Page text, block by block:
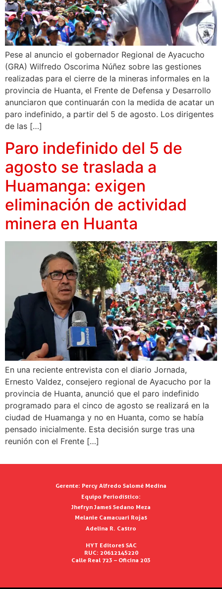
Pese al anuncio el gobernador Regional de Ayacucho
(GRA) Wilfredo Oscorima Núñez sobre las gestiones
realizadas para el cierre de la mineras informales en la
provincia de Huanta, el Frente de Defensa y Desarrollo
anunciaron que continuarán con la medida de acatar un
paro indefinido, a partir del 5 de agosto. Los dirigentes
de las […]
Paro indefinido del 5 de
agosto se traslada a
Huamanga: exigen
eliminación de actividad
minera en Huanta
En una reciente entrevista con el diario Jornada,
Ernesto Valdez, consejero regional de Ayacucho por la
provincia de Huanta, anunció que el paro indefinido
programado para el cinco de agosto se realizará en la
ciudad de Huamanga y no en Huanta, como se había
pensado inicialmente. Esta decisión surge tras una
reunión con el Frente […]
Gerente: Percy Alfredo Salomé Medina
Equipo Periodístico:
Jhefryn James Sedano Meza
Melanie Camacuari Rojas
Adelina R. Castro
HYT Editores SAC
RUC: 20612145220
Calle Real 723 – Oficina 203